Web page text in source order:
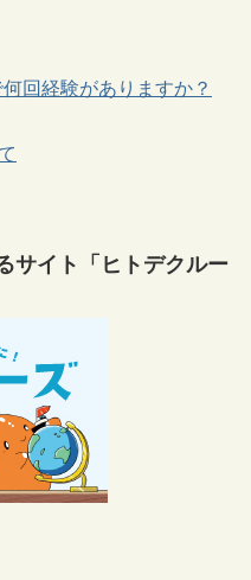
回経験がありますか？
サイト「ヒトデクルー